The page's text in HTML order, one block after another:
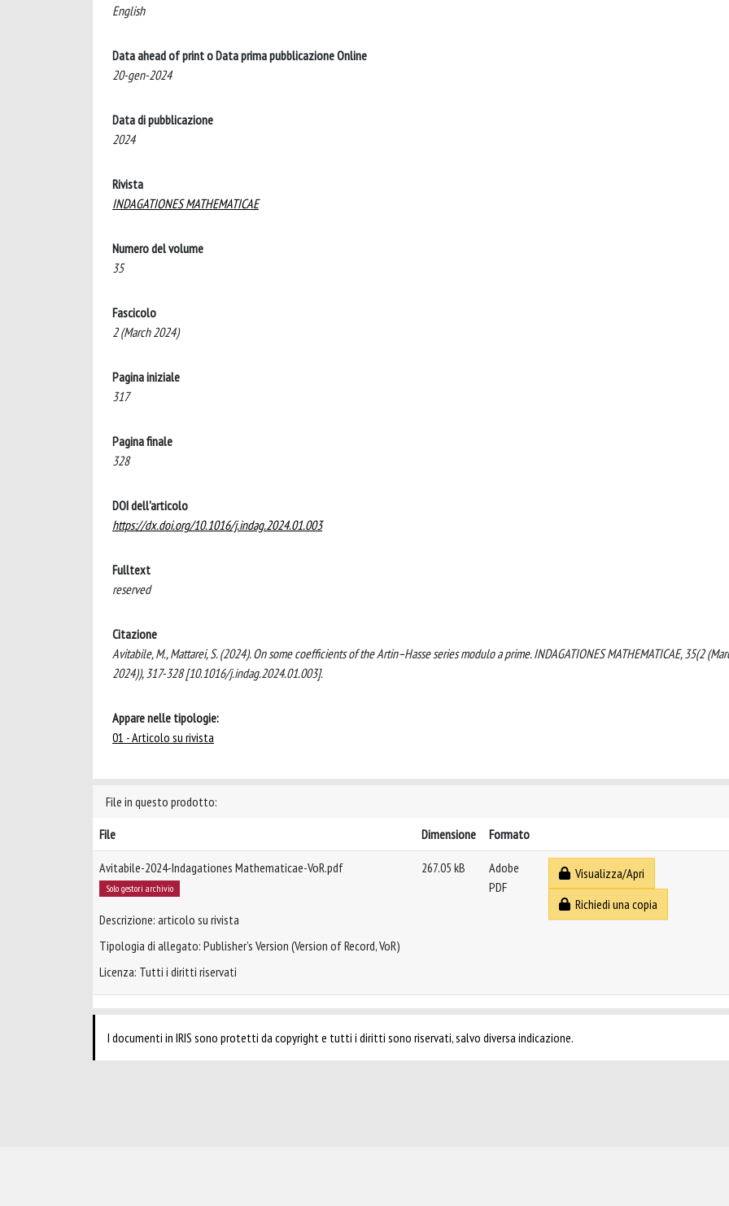
English
Data ahead of print o Data prima pubblicazione Online
20-gen-2024
Data di pubblicazione
2024
Rivista
INDAGATIONES MATHEMATICAE
Numero del volume
35
Fascicolo
2 (March 2024)
Pagina iniziale
317
Pagina finale
328
DOI dell'articolo
https://dx.doi.org/10.1016/j.indag.2024.01.003
Fulltext
reserved
Citazione
Avitabile, M., Mattarei, S. (2024). On some coefficients of the Artin–Hasse series modulo a prime. INDAGATIONES MATHEMATICAE, 35(2
2024)), 317-328 [10.1016/j.indag.2024.01.003].
Appare nelle tipologie:
01 - Articolo su rivista
File in questo prodotto:
File
Dimensione Formato
Avitabile-2024-Indagationes Mathematicae-VoR.pdf
Solo gestori archivio
Descrizione: articolo su rivista
Tipologia di allegato: Publisher’s Version (Version of Record, VoR)
Licenza: Tutti i diritti riservati
267.05 kB
Adobe
PDF
Visualizza/Apri
Richiedi una copia
I documenti in IRIS sono protetti da copyright e tutti i diritti sono riservati, salvo diversa indicazione.